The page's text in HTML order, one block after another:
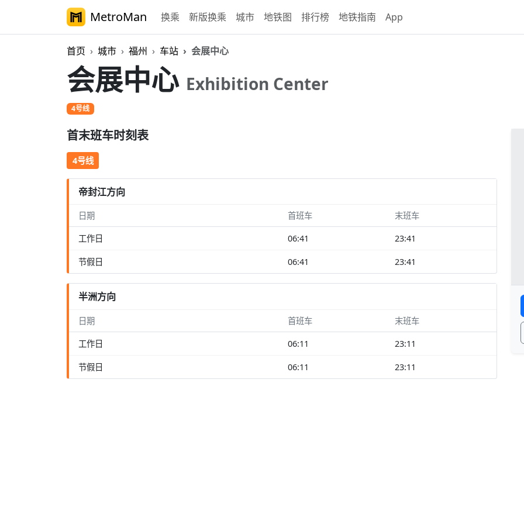
MetroMan 换乘 新版换乘 城市 地铁图 排行榜 地铁指南 App
首页 城市 福州 车站 会展中心
会展中心 Exhibition Center
4号线
首末班车时刻表
4号线
帝封江方向
日期 首班车 末班车
工作日 06:41 23:41
节假日 06:41 23:41
半洲方向
日期 首班车 末班车
工作日 06:11 23:11
节假日 06:11 23:11